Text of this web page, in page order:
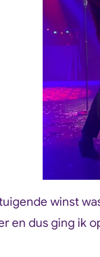
winst
en dus ging ik